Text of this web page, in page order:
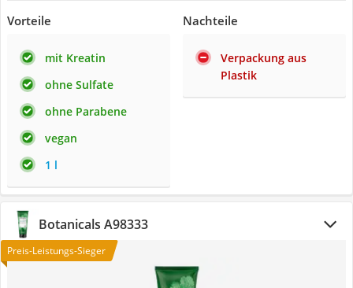
Vorteile
mit Kreatin
ohne Sulfate
ohne Parabene
vegan
1 l
Nachteile
Verpackung aus
Plastik
Botanicals A98333
Preis-Leistungs-Sieger